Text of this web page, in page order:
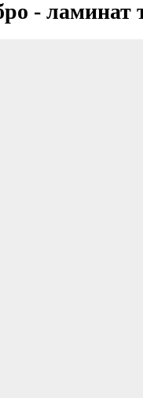
- ламинат